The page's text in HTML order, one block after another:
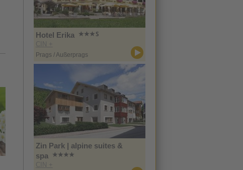
Hotel Erika
CIN +
Prags / Außerprags
Zin Park | alpine suites &
spa
CIN +